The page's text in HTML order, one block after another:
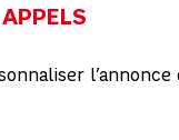
l’annonce